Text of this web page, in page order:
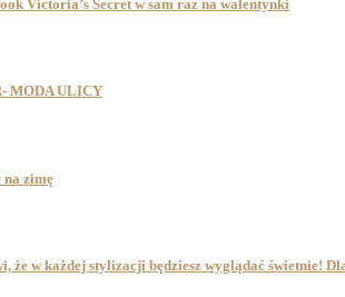
Victoria’s Secret w sam raz na walentynki
MODA ULICY
zimę
że w każdej stylizacji będziesz wyglądać świetnie!